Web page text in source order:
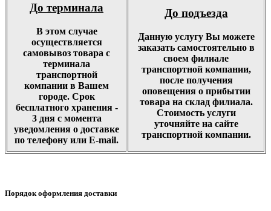
До терминала
В этом случае
осуществляется
самовывоз товара с
терминала
транспортной
компании в Вашем
городе. Срок
бесплатного хранения -
3 дня с момента
уведомления о доставке
по телефону или E-mail.
До подъезда
Данную услугу Вы можете
заказать самостоятельно в
своем филиале
транспортной компании,
после получения
оповещения о прибытии
товара на склад филиала.
Стоимость услуги
уточняйте на сайте
транспортной компании.
Порядок оформления доставки